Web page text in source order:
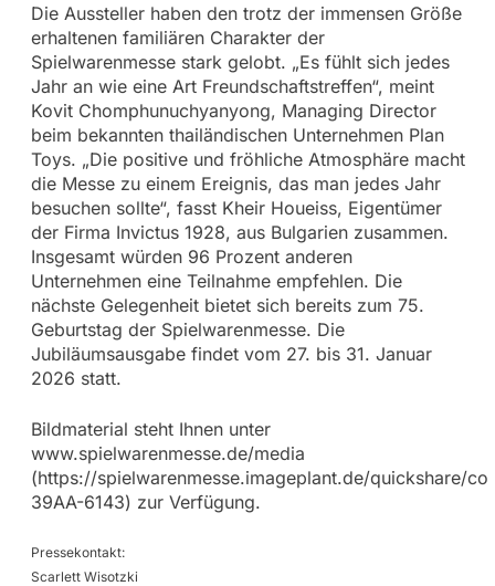
Die Aussteller haben den trotz der immensen Größe
erhaltenen familiären Charakter der
Spielwarenmesse stark gelobt. „Es fühlt sich jedes
Jahr an wie eine Art Freundschaftstreffen“, meint
Kovit Chomphunuchyanyong, Managing Director
beim bekannten thailändischen Unternehmen Plan
Toys. „Die positive und fröhliche Atmosphäre macht
die Messe zu einem Ereignis, das man jedes Jahr
besuchen sollte“, fasst Kheir Houeiss, Eigentümer
der Firma Invictus 1928, aus Bulgarien zusammen.
Insgesamt würden 96 Prozent anderen
Unternehmen eine Teilnahme empfehlen. Die
nächste Gelegenheit bietet sich bereits zum 75.
Geburtstag der Spielwarenmesse. Die
Jubiläumsausgabe findet vom 27. bis 31. Januar
2026 statt.
Bildmaterial steht Ihnen unter
www.spielwarenmesse.de/media
(https://spielwarenmesse.imageplant.de/quickshare/
39AA-6143) zur Verfügung.
Pressekontakt:
Scarlett Wisotzki